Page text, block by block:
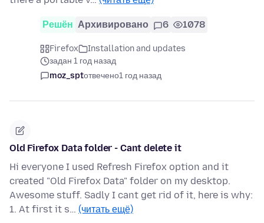
Решён Архивировано 6 1078
Firefox
Installation and updates
задан 1 год назад
moz_sptотвечено1 год назад
Old Firefox Data folder - Cant delete it
Hi everyone I used Refresh Firefox option and it
created "Old Firefox Data" folder on my desktop.
Awesome stuff. Sadly I cant get rid of it, here is why:
1. At first it s… (читать ещё)